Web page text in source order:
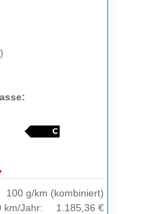
100 g/km (kombiniert)
km/Jahr:
1.185,36 €